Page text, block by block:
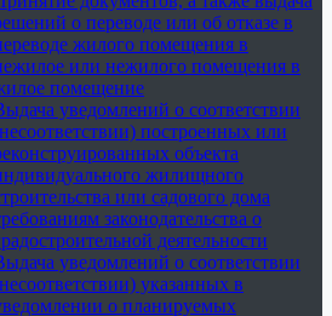
о переводе или об отказе в
жилого помещения в
или нежилого помещения в
помещение
уведомлений о соответствии
построенных или
объекта
жилищного
или садового дома
законодательства о
деятельности
уведомлений о соответствии
указанных в
о планируемых